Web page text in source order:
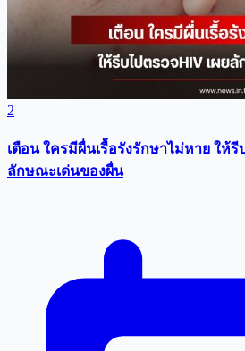
2
เตือน ใครมีผื่นเรื้อรังรักษาไม่หาย ให้รี
ลักษณะเด่นของผื่น